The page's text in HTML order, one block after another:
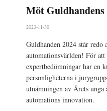
Möt
2023-11-30
Guldhanden 2024 står
automationsvärlden! För
expertbedömningar har en
personligheterna i
utnämningen av Årets
automations innovation.